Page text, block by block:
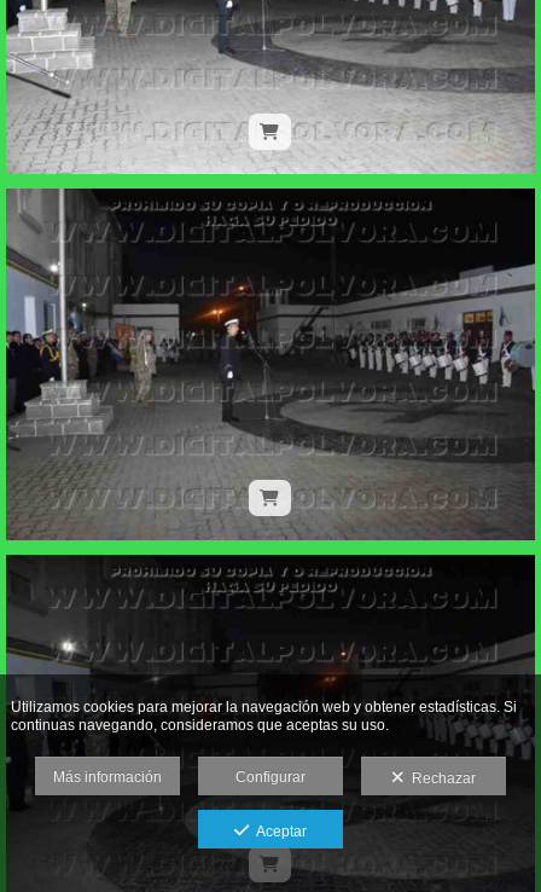
Utilizamos cookies para mejorar la navegación web y obtener estadísticas. Si
continuas navegando, consideramos que aceptas su uso.
Más información Configurar Rechazar
Aceptar